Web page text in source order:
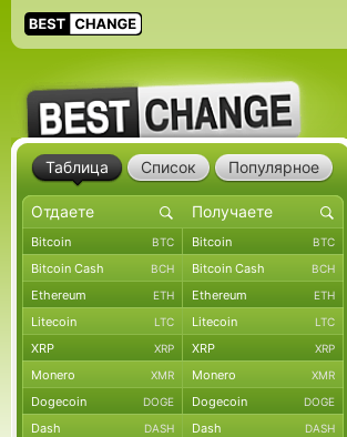
Таблица Список Популярное
Bitcoin BTC Bitcoin BTC
Bitcoin Cash BCH Bitcoin Cash BCH
Ethereum ETH Ethereum ETH
Litecoin LTC Litecoin LTC
XRP XRP XRP XRP
Monero XMR Monero XMR
Dogecoin DOGE Dogecoin DOGE
Dash DASH Dash DASH